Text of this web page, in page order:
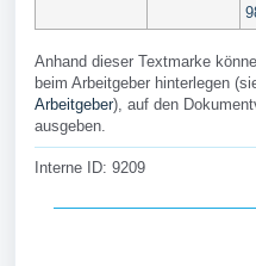
Anhand dieser Textmarke
beim Arbeitgeber hinterlegen
Arbeitgeber), auf den
ausgeben.
Interne ID: 9209